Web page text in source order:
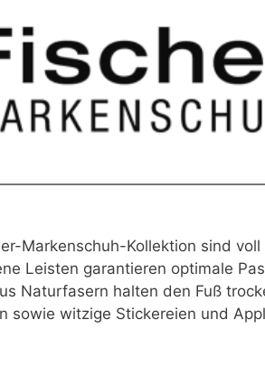
Markenschuh-Kollektion sind
Leisten garantieren optimale
Naturfasern halten den Fuß
sowie witzige Stickereien und